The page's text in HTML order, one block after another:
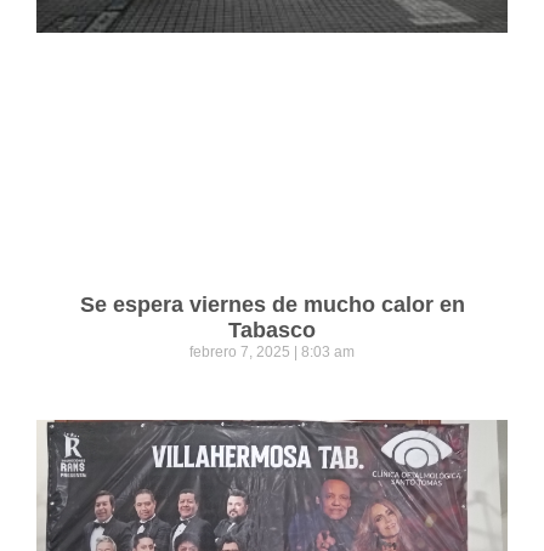
Se espera viernes de mucho calor en
Tabasco
febrero 7, 2025 8:03 am